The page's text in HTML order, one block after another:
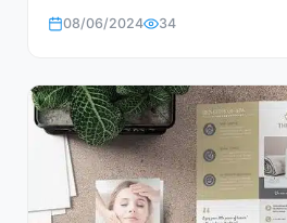
08/06/2024 34